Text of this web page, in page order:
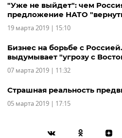
"Уже не выйдет": чем
предложение НАТО
19 марта 2019 | 15:10
Бизнес на борьбе с
выдумывает "угрозу с
07 марта 2019 | 11:32
Страшная реальность
05 марта 2019 | 17:15